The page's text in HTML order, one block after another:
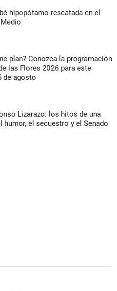
hipopótamo rescatada en el
plan? Conozca la programación
las Flores 2026 para este
de agosto
Lizarazo: los hitos de una
humor, el secuestro y el Senado